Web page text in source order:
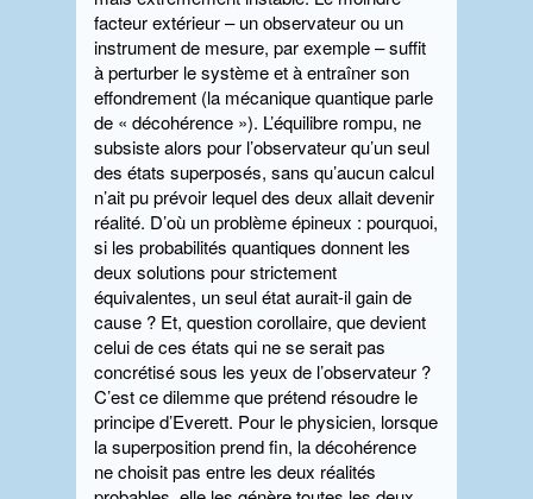
facteur extérieur – un observateur ou un
instrument de mesure, par exemple – suffit
à perturber le système et à entraîner son
effondrement (la mécanique quantique parle
de « décohérence »). L’équilibre rompu, ne
subsiste alors pour l’observateur qu’un seul
des états superposés, sans qu’aucun calcul
n’ait pu prévoir lequel des deux allait devenir
réalité. D’où un problème épineux : pourquoi,
si les probabilités quantiques donnent les
deux solutions pour strictement
équivalentes, un seul état aurait-il gain de
cause ? Et, question corollaire, que devient
celui de ces états qui ne se serait pas
concrétisé sous les yeux de l’observateur ?
C’est ce dilemme que prétend résoudre le
principe d’Everett. Pour le physicien, lorsque
la superposition prend fin, la décohérence
ne choisit pas entre les deux réalités